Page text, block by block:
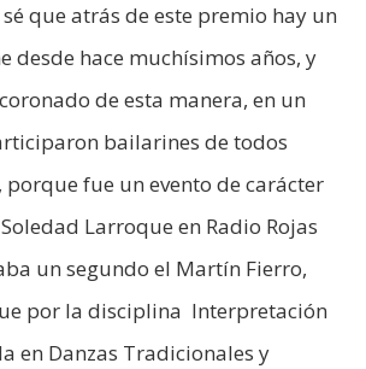
que atrás de este premio hay un
desde hace muchísimos años, y
de esta manera, en un
bailarines de todos
fue un evento de carácter
Larroque en Radio Rojas
un segundo el Martín Fierro,
por la disciplina Interpretación
en Danzas Tradicionales y